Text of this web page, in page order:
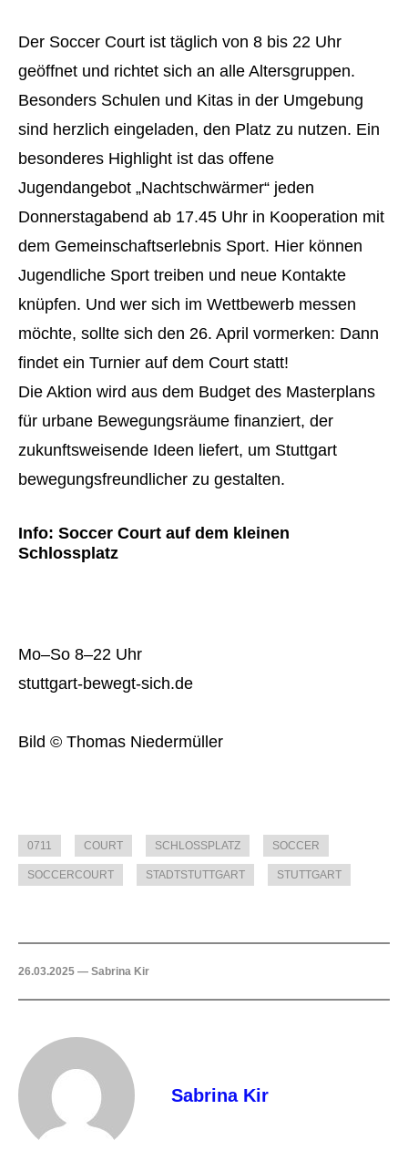
Der Soccer Court ist täglich von 8 bis 22 Uhr
geöffnet und richtet sich an alle Altersgruppen.
Besonders Schulen und Kitas in der Umgebung
sind herzlich eingeladen, den Platz zu nutzen. Ein
besonderes Highlight ist das offene
Jugendangebot „Nachtschwärmer“ jeden
Donnerstagabend ab 17.45 Uhr in Kooperation mit
dem Gemeinschaftserlebnis Sport. Hier können
Jugendliche Sport treiben und neue Kontakte
knüpfen. Und wer sich im Wettbewerb messen
möchte, sollte sich den 26. April vormerken: Dann
findet ein Turnier auf dem Court statt!
Die Aktion wird aus dem Budget des Masterplans
für urbane Bewegungsräume finanziert, der
zukunftsweisende Ideen liefert, um Stuttgart
bewegungsfreundlicher zu gestalten.
Info: Soccer Court auf dem kleinen
Schlossplatz
Mo–So 8–22 Uhr
stuttgart-bewegt-sich.de
Bild © Thomas Niedermüller
0711 COURT SCHLOSSPLATZ SOCCER
SOCCERCOURT STADTSTUTTGART STUTTGART
26.03.2025 — Sabrina Kir
Sabrina Kir